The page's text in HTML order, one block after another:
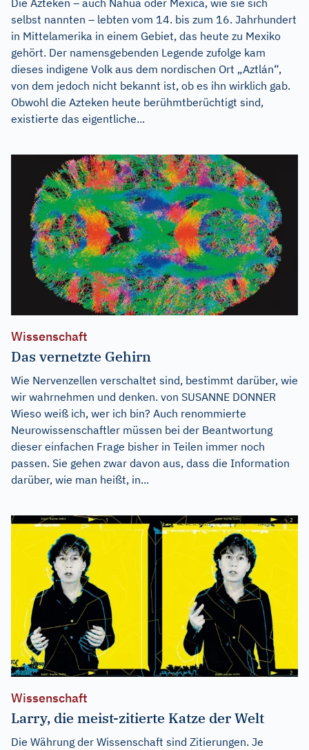
selbst nannten – lebten vom 14. bis zum 16. Jahrhundert
in Mittelamerika in einem Gebiet, das heute zu Mexiko
gehört. Der namensgebenden Legende zufolge kam
dieses indigene Volk aus dem nordischen Ort „Aztlán“,
von dem jedoch nicht bekannt ist, ob es ihn wirklich gab.
Obwohl die Azteken heute berühmtberüchtigt sind,
existierte das eigentliche...
Wissenschaft
Das vernetzte Gehirn
Wie Nervenzellen verschaltet sind, bestimmt darüber, wie
wir wahrnehmen und denken. von SUSANNE DONNER
Wieso weiß ich, wer ich bin? Auch renommierte
Neurowissenschaftler müssen bei der Beantwortung
dieser einfachen Frage bisher in Teilen immer noch
passen. Sie gehen zwar davon aus, dass die Information
darüber, wie man heißt, in...
Wissenschaft
Larry, die meist-zitierte Katze der Welt
Die Währung der Wissenschaft sind Zitierungen. Je